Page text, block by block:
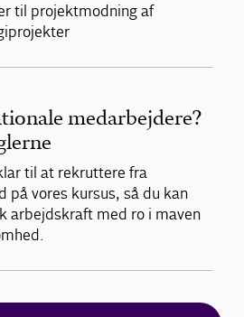
til projektmodning af
medarbejdere?
til at rekruttere fra
på vores kursus, så du kan
arbejdskraft med ro i maven